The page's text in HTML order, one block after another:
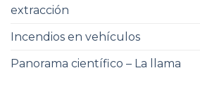
extracción
Incendios en vehículos
Panorama científico – La llama